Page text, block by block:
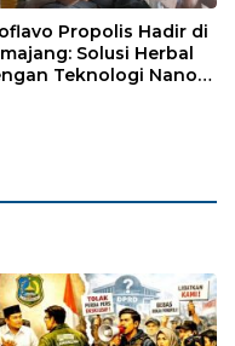
Propolis Hadir di
Solusi Herbal
Teknologi Nano